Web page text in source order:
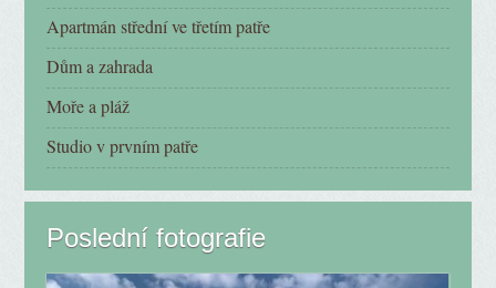
Apartmán střední ve třetím patře
Dům a zahrada
Moře a pláž
Studio v prvním patře
Poslední fotografie